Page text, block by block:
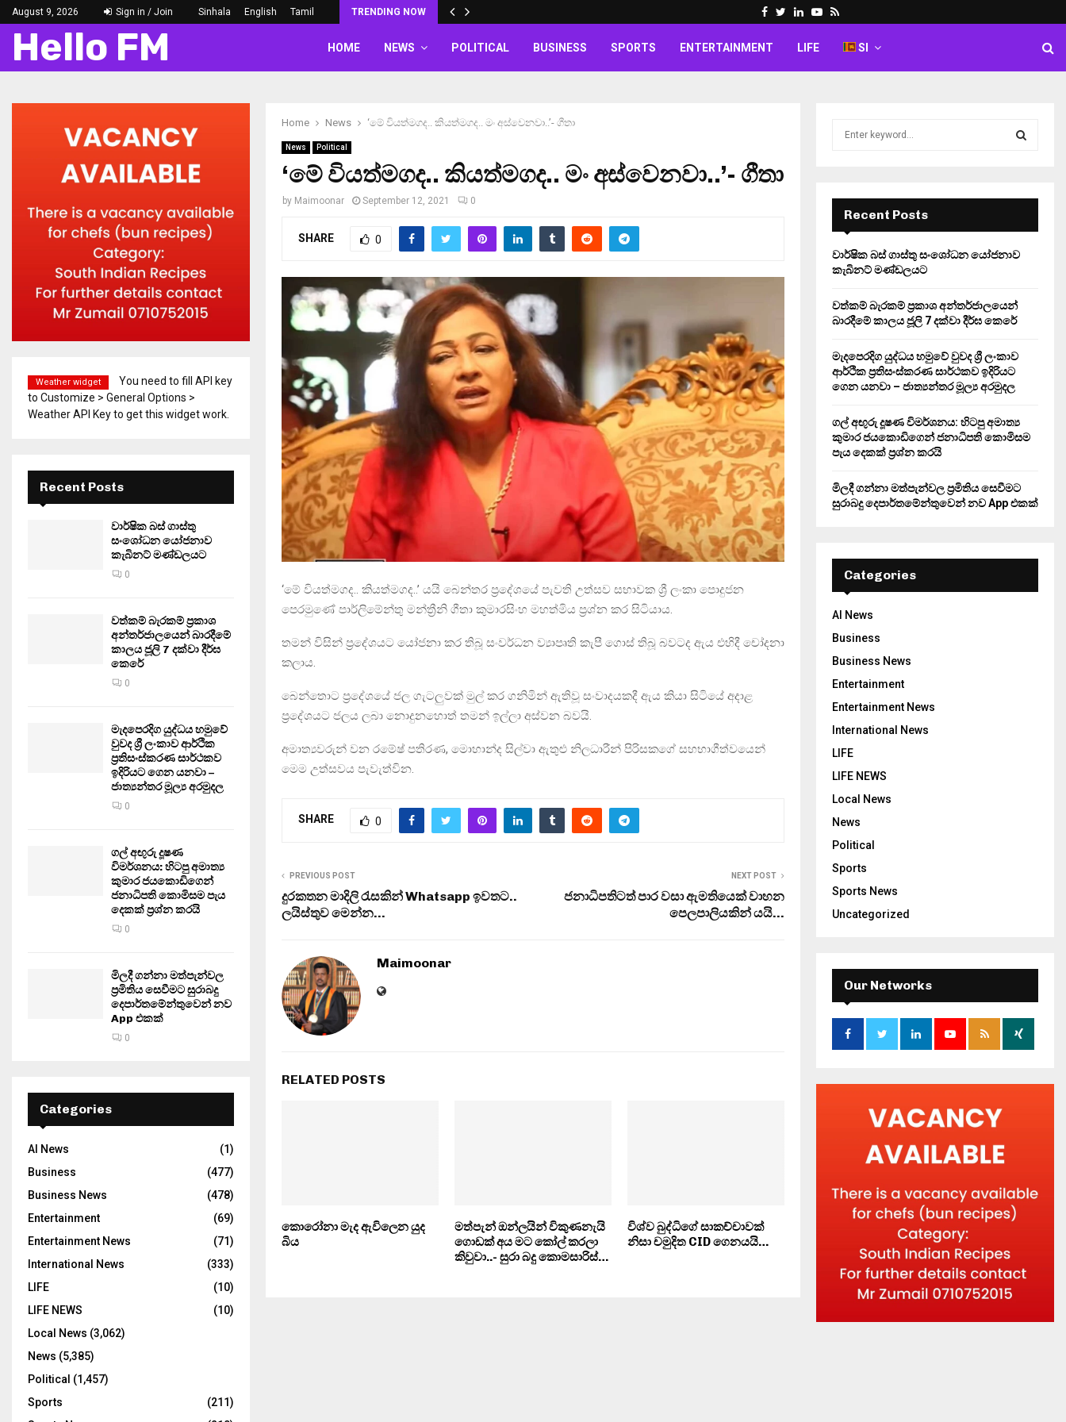
August 9, 2026 Sign in / Join Sinhala English Tamil TRENDING NOW Facebook
Twitter
LinkedinYoutube
Rss
Hello FM HOME NEWS POLITICAL BUSINESS SPORTS ENTERTAINMENT LIFE SI
Home News ‘මේ වියත්මගද.. කියත්මගද.. මං අස්වෙනවා..’- ගීතා
News Political
‘මේ වියත්මගද.. කියත්මගද.. මං අස්වෙනවා..’- ගීතා
by Maimoonar September 12, 2021 0
SHARE 0
‘මේ වියත්මගද.. කියත්මගද..’ යයි බෙන්තර ප්‍රදේශයේ පැවති උත්සව සභාවක ශ්‍රී ලංකා පොදුජන
පෙරමුණේ පාර්ලිමේන්තු මන්ත්‍රීනි ගීතා කුමාරසිංහ මහත්මිය ප‍්‍රශ්න කර සිටියාය.
තමන් විසින් ප‍්‍රදේශයට යෝජනා කර තිබූ සංවර්ධන ව්‍යාපෘති කැපී ගොස් තිබූ බවටද ඇය එහිදී චෝදනා
කලාය.
බෙන්තොට ප්‍රදේශයේ ජල ගැටලුවක් මුල් කර ගනිමින් ඇතිවූ සංවාදයකදී ඇය කියා සිටියේ අදාළ
ප්‍රදේශයට ජලය ලබා නොදුනහොත් තමන් ඉල්ලා අස්වන බවයි.
අමාත්‍යවරුන් වන රමේෂ් පතිරණ, මොහාන්ද සිල්වා ඇතුළු නිලධාරීන් පිරිසකගේ සහභාගීත්වයෙන්
මෙම උත්සවය පැවැත්වින.
SHARE 0
PREVIOUS POST
දුරකතන මාදිලි රැසකින් Whatsapp ඉවතට..
ලයිස්තුව මෙන්න…
NEXT POST
ජනාධිපතිටත් පාර වසා ඇමතියෙක් වාහන
පෙලපාලියකින් යයි…
Maimoonar
RELATED POSTS
කොරෝනා මැද ඇවිලෙන යුද
බිය
මත්පැන් ඔන්ලයින් විකුණනැයි
ගොඩක් අය මට කෝල් කරලා
කිවුවා..- සුරා බදු කොමසාරිස්…
විශ්ව බුද්ධිගේ සාකච්චාවක්
නිසා චමුදිත CID ගෙනයයි…
Weather widget
You need to fill API key
to Customize > General Options >
Weather API Key to get this widget work.
Recent Posts
වාර්ෂික බස් ගාස්තු
සංශෝධන යෝජනාව
කැබිනට් මණ්ඩලයට
0
වත්කම් බැරකම් ප්‍රකාශ
අන්තර්ජාලයෙන් බාරදීමේ
කාලය ජූලි 7 දක්වා දීර්ඝ
කෙරේ
0
මැදපෙරදිග යුද්ධය හමුවේ
වුවද ශ්‍රී ලංකාව ආර්ථික
ප්‍රතිසංස්කරණ සාර්ථකව
ඉදිරියට ගෙන යනවා –
ජාත්‍යන්තර මූල්‍ය අරමුදල
0
ගල් අඟුරු දූෂණ
විමර්ශනය: හිටපු අමාත්‍ය
කුමාර ජයකොඩිගෙන්
ජනාධිපති කොමිසම පැය
දෙකක් ප්‍රශ්න කරයි
0
මිලදී ගන්නා මත්පැන්වල
ප්‍රමිතිය සෙවීමට සුරාබදු
දෙපාර්තමේන්තුවෙන් නව
App එකක්
0
Categories
AI News
(1)
Business
(477)
Business News
(478)
Entertainment
(69)
Entertainment News
(71)
International News
(333)
LIFE
(10)
LIFE NEWS
(10)
Local News (3,062)
News (5,385)
Political (1,457)
Sports
(211)
r
:
E
A
R
H
Recent Posts
වාර්ෂික බස් ගාස්තු සංශෝධන යෝජනාව
කැබිනට් මණ්ඩලයට
වත්කම් බැරකම් ප්‍රකාශ අන්තර්ජාලයෙන්
බාරදීමේ කාලය ජූලි 7 දක්වා දීර්ඝ කෙරේ
මැදපෙරදිග යුද්ධය හමුවේ වුවද ශ්‍රී ලංකාව
ආර්ථික ප්‍රතිසංස්කරණ සාර්ථකව ඉදිරියට
ගෙන යනවා – ජාත්‍යන්තර මූල්‍ය අරමුදල
ගල් අඟුරු දූෂණ විමර්ශනය: හිටපු අමාත්‍ය
කුමාර ජයකොඩිගෙන් ජනාධිපති කොමිසම
පැය දෙකක් ප්‍රශ්න කරයි
මිලදී ගන්නා මත්පැන්වල ප්‍රමිතිය සෙවීමට
සුරාබදු දෙපාර්තමේන්තුවෙන් නව App එකක්
Categories
AI News
Business
Business News
Entertainment
Entertainment News
International News
LIFE
LIFE NEWS
Local News
News
Political
Sports
Sports News
Uncategorized
Our Networks